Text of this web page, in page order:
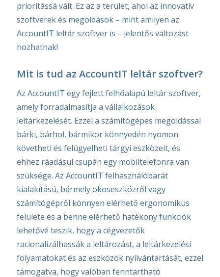
prioritássá vált. Ez az a terület, ahol az innovatív
szoftverek és megoldások – mint amilyen az
AccountIT leltár szoftver is – jelentős változást
hozhatnak!
Mit is tud az AccountIT leltár szoftver?
Az AccountIT egy fejlett felhőalapú leltár szoftver,
amely forradalmasítja a vállalkozások
leltárkezelését. Ezzel a számítógépes megoldással
bárki, bárhol, bármikor könnyedén nyomon
követheti és felügyelheti tárgyi eszközeit, és
ehhez ráadásul csupán egy mobiltelefonra van
szüksége. Az AccountIT felhasználóbarát
kialakítású, bármely okoseszközről vagy
számítógépről könnyen elérhető ergonomikus
felülete és a benne elérhető hatékony funkciók
lehetővé teszik, hogy a cégvezetők
racionalizálhassák a leltározást, a leltárkezelési
folyamatokat és az eszközök nyilvántartását, ezzel
támogatva, hogy valóban fenntartható